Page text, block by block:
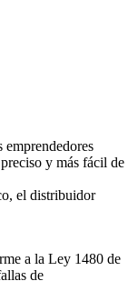
y más fácil de
el distribuidor
a la Ley 1480 de
de